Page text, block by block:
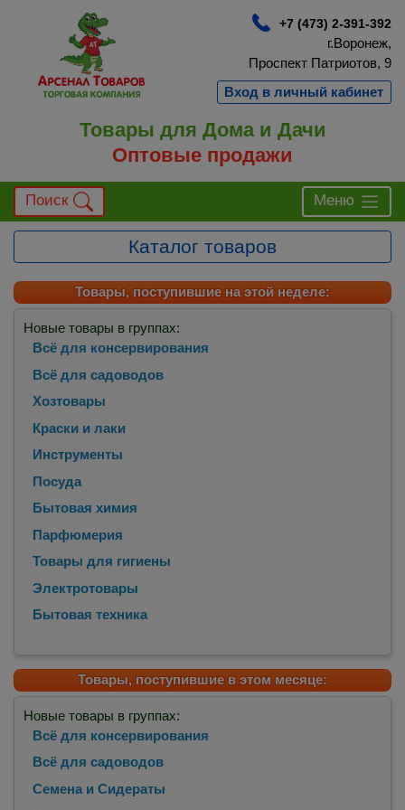
+7 (473) 2-391-392
г.Воронеж,
Проспект Патриотов, 9
Вход в личный кабинет
Товары для Дома и Дачи
Оптовые продажи
Поиск Меню
Каталог товаров
Товары, поступившие на этой неделе:
Новые товары в группах:
Всё для консервирования
Всё для садоводов
Хозтовары
Краски и лаки
Инструменты
Посуда
Бытовая химия
Парфюмерия
Товары для гигиены
Электротовары
Бытовая техника
Товары, поступившие в этом месяце:
Новые товары в группах:
Всё для консервирования
Всё для садоводов
Семена и Сидераты